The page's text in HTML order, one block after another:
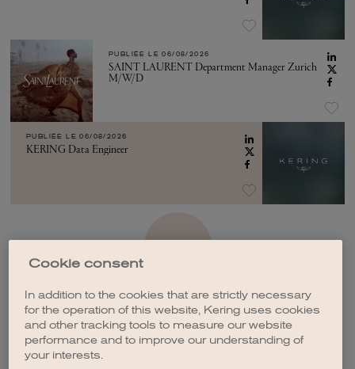
PUBLIÉE LE 06/08/2026
SAINT LAURENT Department Manager Zurich
M/W/D
PUBLIÉE LE 06/08/2026
KERING Data Engineer
CRÉER UNE ALERTE
Cookie consent
In addition to the cookies that are strictly necessary
for the operation of this website, Kering uses cookies
and other tracking tools to measure our website
performance and to improve our understanding of
your interests.